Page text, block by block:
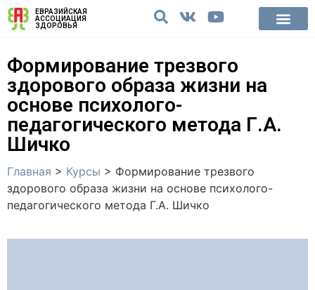
ЕВРАЗИЙСКАЯ
АССОЦИАЦИЯ
ЗДОРОВЬЯ
Формирование трезвого
здорового образа жизни на
основе психолого-
педагогического метода Г.А.
Шичко
Главная > Курсы > Формирование трезвого
здорового образа жизни на основе психолого-
педагогического метода Г.А. Шичко